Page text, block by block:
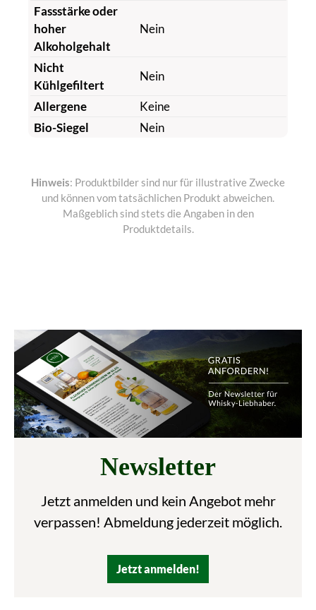
Fassstärke oder
hoher
Alkoholgehalt
Nein
Nicht
Kühlgefiltert
Nein
Allergene
Keine
Bio-Siegel
Nein
Hinweis: Produktbilder sind nur für illustrative Zwecke
und können vom tatsächlichen Produkt abweichen.
Maßgeblich sind stets die Angaben in den
Produktdetails.
Newsletter
Jetzt anmelden und kein Angebot mehr
verpassen! Abmeldung jederzeit möglich.
Jetzt anmelden!